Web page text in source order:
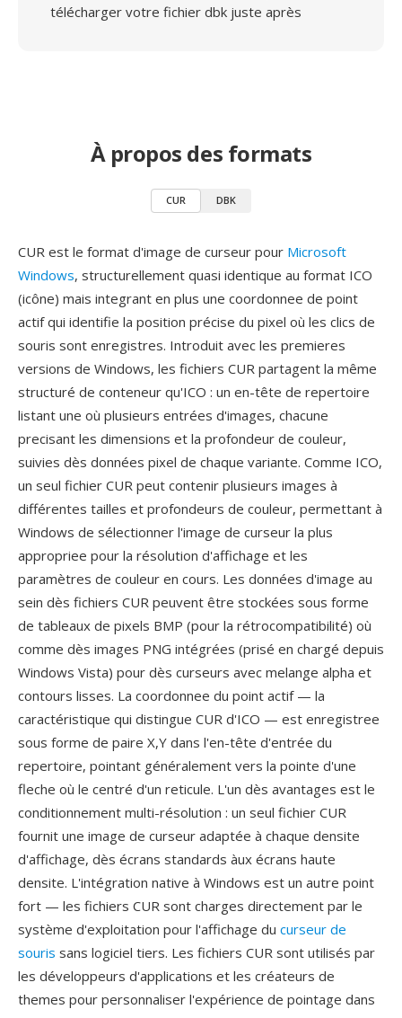
télécharger votre fichier dbk juste après
À propos des formats
CUR DBK
CUR est le format d'image de curseur pour Microsoft
Windows, structurellement quasi identique au format ICO
(icône) mais integrant en plus une coordonnee de point
actif qui identifie la position précise du pixel où les clics de
souris sont enregistres. Introduit avec les premieres
versions de Windows, les fichiers CUR partagent la même
structuré de conteneur qu'ICO : un en-tête de repertoire
listant une où plusieurs entrées d'images, chacune
precisant les dimensions et la profondeur de couleur,
suivies dès données pixel de chaque variante. Comme ICO,
un seul fichier CUR peut contenir plusieurs images à
différentes tailles et profondeurs de couleur, permettant à
Windows de sélectionner l'image de curseur la plus
appropriee pour la résolution d'affichage et les
paramètres de couleur en cours. Les données d'image au
sein dès fichiers CUR peuvent être stockées sous forme
de tableaux de pixels BMP (pour la rétrocompatibilité) où
comme dès images PNG intégrées (prisé en chargé depuis
Windows Vista) pour dès curseurs avec melange alpha et
contours lisses. La coordonnee du point actif — la
caractéristique qui distingue CUR d'ICO — est enregistree
sous forme de paire X,Y dans l'en-tête d'entrée du
repertoire, pointant généralement vers la pointe d'une
fleche où le centré d'un reticule. L'un dès avantages est le
conditionnement multi-résolution : un seul fichier CUR
fournit une image de curseur adaptée à chaque densite
d'affichage, dès écrans standards àux écrans haute
densite. L'intégration native à Windows est un autre point
fort — les fichiers CUR sont charges directement par le
système d'exploitation pour l'affichage du curseur de
souris sans logiciel tiers. Les fichiers CUR sont utilisés par
les développeurs d'applications et les créateurs de
themes pour personnaliser l'expérience de pointage dans